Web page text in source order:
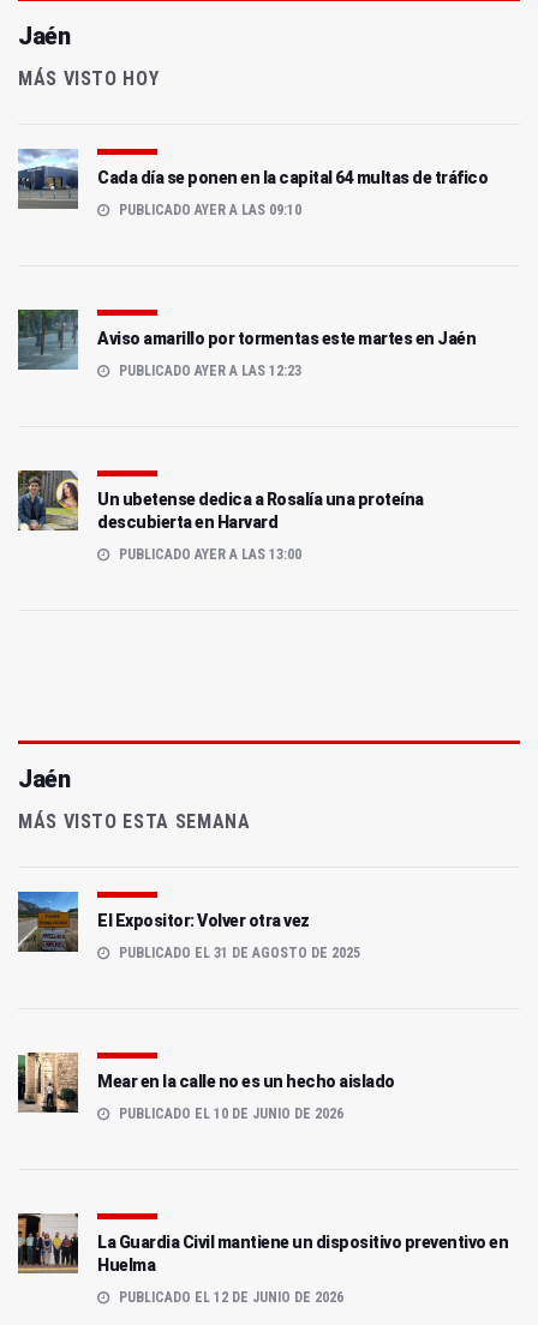
Jaén
MÁS VISTO HOY
Cada día se ponen en la capital 64 multas de tráfico
PUBLICADO AYER A LAS 09:10
Aviso amarillo por tormentas este martes en Jaén
PUBLICADO AYER A LAS 12:23
Un ubetense dedica a Rosalía una proteína
descubierta en Harvard
PUBLICADO AYER A LAS 13:00
Jaén
MÁS VISTO ESTA SEMANA
El Expositor: Volver otra vez
PUBLICADO EL 31 DE AGOSTO DE 2025
Mear en la calle no es un hecho aislado
PUBLICADO EL 10 DE JUNIO DE 2026
La Guardia Civil mantiene un dispositivo preventivo en
Huelma
PUBLICADO EL 12 DE JUNIO DE 2026